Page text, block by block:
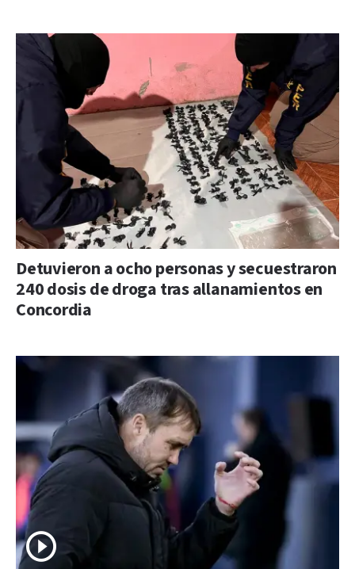
Detuvieron a ocho personas y secuestraron
240 dosis de droga tras allanamientos en
Concordia